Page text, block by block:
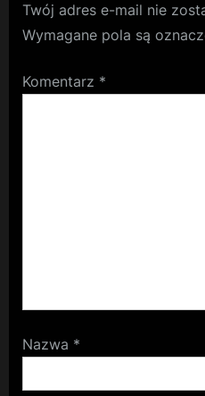
Twój adres e-mail nie
Wymagane pola są
Komentarz *
Nazwa *